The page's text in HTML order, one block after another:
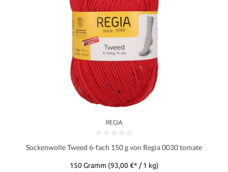
REGIA
Sockenwolle Tweed 6-fach 150 g von Regia 0030 tomate
150 Gramm (93,00 €* / 1 kg)